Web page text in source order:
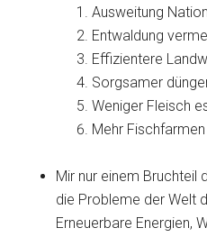
Ausweitung
Entwaldung
Effizientere
Sorgsamer
Weniger Fleisch
Mehr Fischfarmen
Mir nur einem Bruchteil
die Probleme der Welt
Erneuerbare Energien,